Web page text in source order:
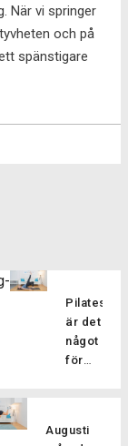
När vi springer
och på
spänstigare
är det
något
för
Augusti